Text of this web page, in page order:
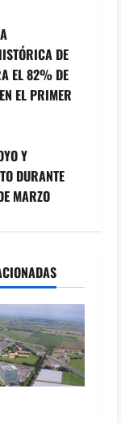
DE
EL 82% DE
EL PRIMER
Y
DURANTE
MARZO